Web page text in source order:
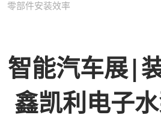
零部件安装效率
智能汽车展|
鑫凯利电子